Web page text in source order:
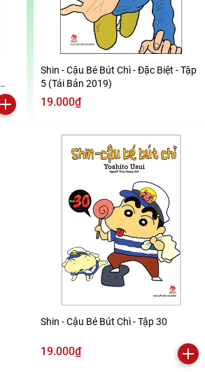
Shin - Cậu Bé Bút Chì - Đặc Biệt - Tập
5 (Tái Bản 2019)
19.000₫
Shin - Cậu Bé Bút Chì - Tập 30
19.000₫